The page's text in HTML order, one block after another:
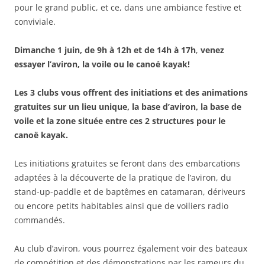
pour le grand public, et ce, dans une ambiance festive et
conviviale.
Dimanche 1 juin, de 9h à 12h et de 14h à 17h, venez
essayer l’aviron, la voile ou le canoé kayak!
Les 3 clubs vous offrent des initiations et des animations
gratuites sur un lieu unique, la base d’aviron, la base de
voile et la zone située entre ces 2 structures pour le
canoë kayak.
Les initiations gratuites se feront dans des embarcations
adaptées à la découverte de la pratique de l’aviron, du
stand-up-paddle et de baptêmes en catamaran, dériveurs
ou encore petits habitables ainsi que de voiliers radio
commandés.
Au club d’aviron, vous pourrez également voir des bateaux